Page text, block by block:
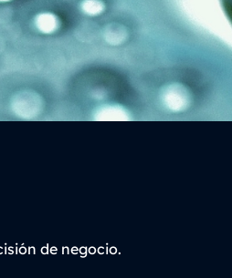
de negocio.